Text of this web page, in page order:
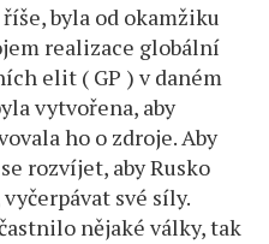
byla od okamžiku
realizace globální
elit ( GP ) v daném
vytvořena, aby
ho o zdroje. Aby
rozvíjet, aby Rusko
své síly.
nějaké války, tak